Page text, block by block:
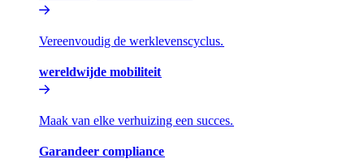
Vereenvoudig de werklevenscyclus.​​
wereldwijde mobiliteit​​
Maak van elke verhuizing een succes.​​
Garandeer compliance​​